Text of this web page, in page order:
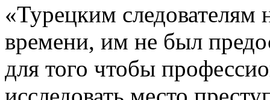
«Турецким следователям
времени, им не был
для того чтобы